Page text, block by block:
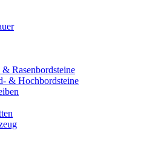
Rasenbordsteine
& Hochbordsteine